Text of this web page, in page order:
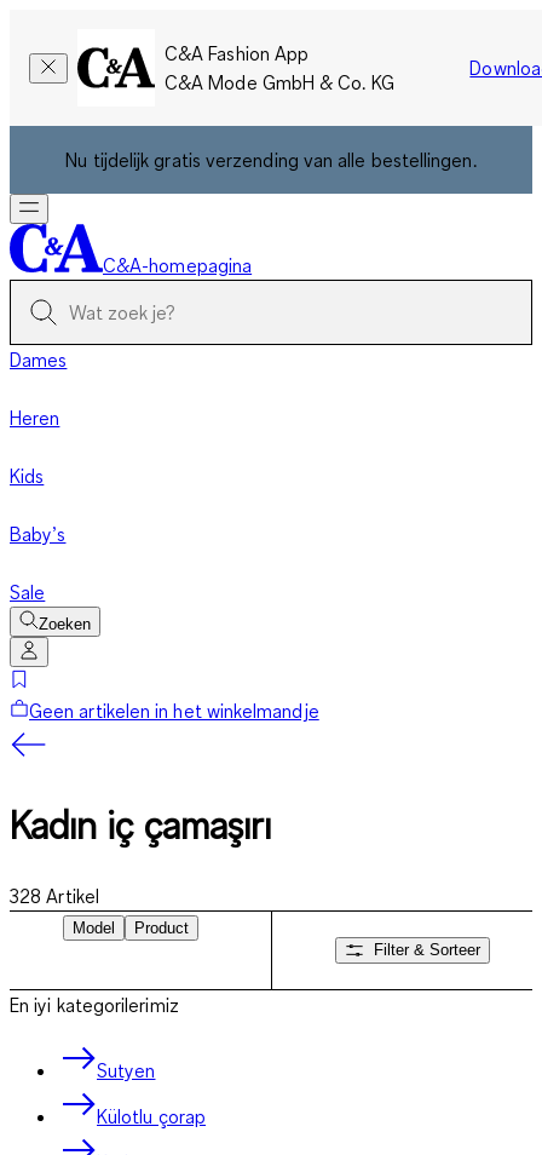
C&A Fashion App
C&A Mode GmbH & Co. KG
Nu tijdelijk gratis verzending van alle bestellingen.
C&A-homepagina
Dames
Heren
Kids
Baby’s
Sale
Zoeken
Geen artikelen in het winkelmandje
Kadın iç çamaşırı
328 Artikel
Model
Product
Filter & Sorteer
En iyi kategorilerimiz
Sutyen
Külotlu çorap